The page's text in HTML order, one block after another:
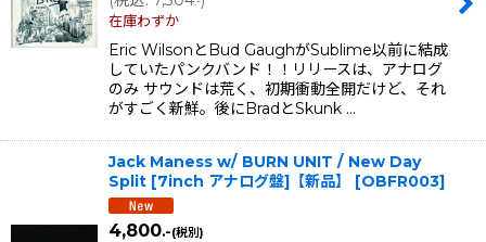
在庫わずか
Eric WilsonとBud GaughがSublime以前に結成
していたパンクバンド！！リリースは、アナログ
のみ サウンドは荒く、初期衝動全開だけど、それ
がすごく新鮮。後にBradとSkunk …
Jack Maness w/ BURN UNIT / New Day
Split [7inch アナログ盤]【新品】
[OBFR003]
4,800.-(税別)